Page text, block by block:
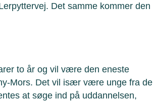
Det samme kommer den
to år og vil være den eneste
Mors. Det vil især være unge fra de
at søge ind på uddannelsen,